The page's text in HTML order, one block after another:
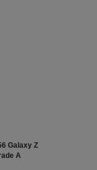
Galaxy Z
A